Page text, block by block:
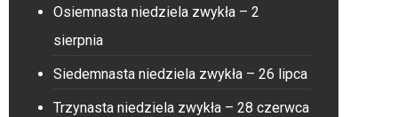
Osiemnasta niedziela zwykła – 2
sierpnia
Siedemnasta niedziela zwykła – 26 lipca
Trzynasta niedziela zwykła – 28 czerwca